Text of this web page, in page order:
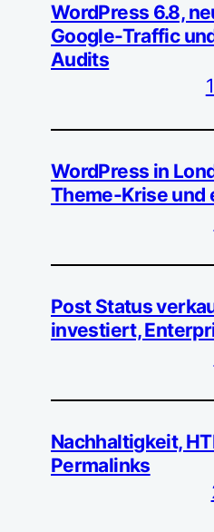
WordPress 6.8,
Google-Traffic
Audits
WordPress in
Theme-Krise und
Post Status
investiert,
Nachhaltigkeit,
Permalinks